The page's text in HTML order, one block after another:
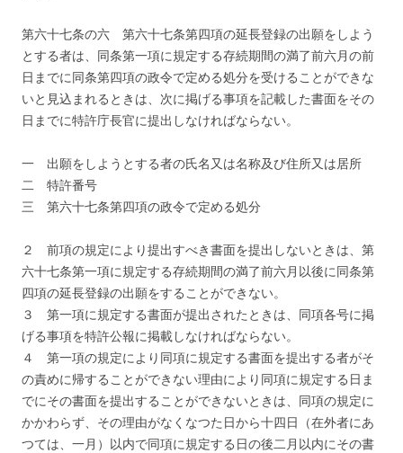
第六十七条の六 第六十七条第四項の延長登録の出願をしよう
とする者は、同条第一項に規定する存続期間の満了前六月の前
日までに同条第四項の政令で定める処分を受けることができな
いと見込まれるときは、次に掲げる事項を記載した書面をその
日までに特許庁長官に提出しなければならない。
一 出願をしようとする者の氏名又は名称及び住所又は居所
二 特許番号
三 第六十七条第四項の政令で定める処分
２ 前項の規定により提出すべき書面を提出しないときは、第
六十七条第一項に規定する存続期間の満了前六月以後に同条第
四項の延長登録の出願をすることができない。
３ 第一項に規定する書面が提出されたときは、同項各号に掲
げる事項を特許公報に掲載しなければならない。
４ 第一項の規定により同項に規定する書面を提出する者がそ
の責めに帰することができない理由により同項に規定する日ま
でにその書面を提出することができないときは、同項の規定に
かかわらず、その理由がなくなつた日から十四日（在外者にあ
つては、一月）以内で同項に規定する日の後二月以内にその書